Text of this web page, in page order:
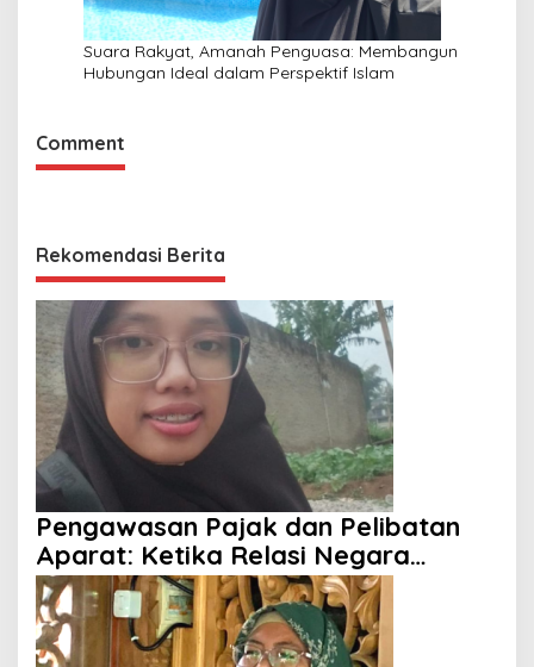
Suara Rakyat, Amanah Penguasa: Membangun
Hubungan Ideal dalam Perspektif Islam
Comment
Rekomendasi Berita
Pengawasan Pajak dan Pelibatan
Aparat: Ketika Relasi Negara
dengan Rakyat Dipertanyakan